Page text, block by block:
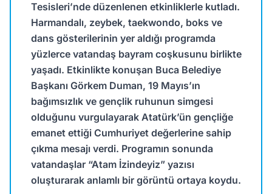
Tesisleri’nde düzenlenen etkinliklerle kutladı.
Harmandalı, zeybek, taekwondo, boks ve
dans gösterilerinin yer aldığı programda
yüzlerce vatandaş bayram coşkusunu birlikte
yaşadı. Etkinlikte konuşan Buca Belediye
Başkanı Görkem Duman, 19 Mayıs’ın
bağımsızlık ve gençlik ruhunun simgesi
olduğunu vurgulayarak Atatürk’ün gençliğe
emanet ettiği Cumhuriyet değerlerine sahip
çıkma mesajı verdi. Programın sonunda
vatandaşlar “Atam İzindeyiz” yazısı
oluşturarak anlamlı bir görüntü ortaya koydu.